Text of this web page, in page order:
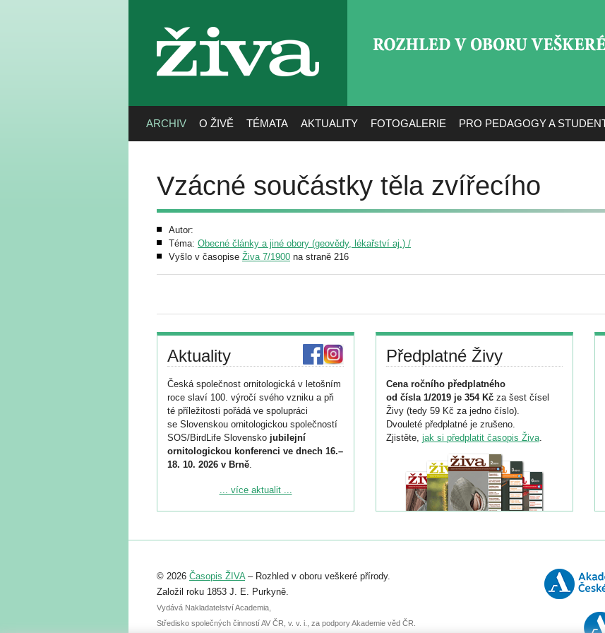
živa
ARCHIV O ŽIVĚ TÉMATA AKTUALITY FOTOGALERIE PRO PEDAGOGY A
Vzácné součástky těla zvířecího
Autor:
Téma: Obecné články a jiné obory (geovědy, lékařství aj.) /
Vyšlo v časopise Živa 7/1900 na straně 216
Aktuality
Česká společnost ornitologická v letošním
roce slaví 100. výročí svého vzniku a při
té příležitosti pořádá ve spolupráci
se Slovenskou ornitologickou společností
SOS/BirdLife Slovensko jubilejní
ornitologickou konferenci ve dnech 16.–
18. 10. 2026 v Brně.
Podrobnější informace ke konferenci
Registrovat se můžete do 6. září.
abstraktu přihlášené přednášky nebo
posteru je už 30. června.
... více aktualit ...
Předplatné Živy
Cena ročního předplatného
od čísla 1/2019 je 354 Kč za šest čísel
Živy (tedy 59 Kč za jedno číslo).
Dvouleté předplatné je zrušeno.
Zjistěte, jak si předplatit časopis Živa.
© 2026 Časopis ŽIVA– Rozhled v oboru veškeré přírody.
Založil roku 1853 J. E. Purkyně.
Vydává Nakladatelství Academia,
Středisko společných činností AV ČR, v. v. i., za podpory Akademie věd ČR.